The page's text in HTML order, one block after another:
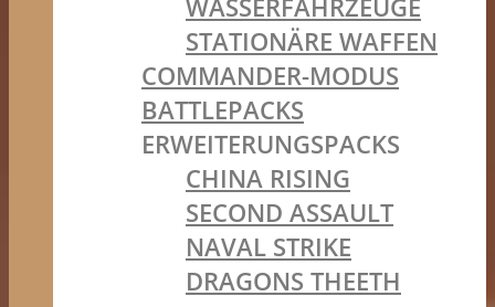
WASSERFAHRZEUGE
STATIONÄRE WAFFEN
COMMANDER-MODUS
BATTLEPACKS
ERWEITERUNGSPACKS
CHINA RISING
SECOND ASSAULT
NAVAL STRIKE
DRAGONS THEETH